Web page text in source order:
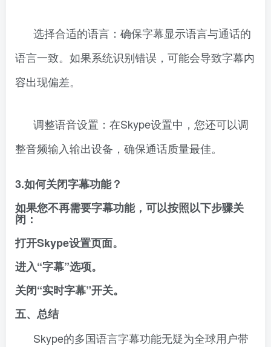
选择合适的语言：确保字幕显示语言与通话的
语言一致。如果系统识别错误，可能会导致字幕内
容出现偏差。
调整语音设置：在Skype设置中，您还可以调
整音频输入输出设备，确保通话质量最佳。
3.如何关闭字幕功能？
如果您不再需要字幕功能，可以按照以下步骤关
闭：
打开Skype设置页面。
进入“字幕”选项。
关闭“实时字幕”开关。
五、总结
Skype的多国语言字幕功能无疑为全球用户带